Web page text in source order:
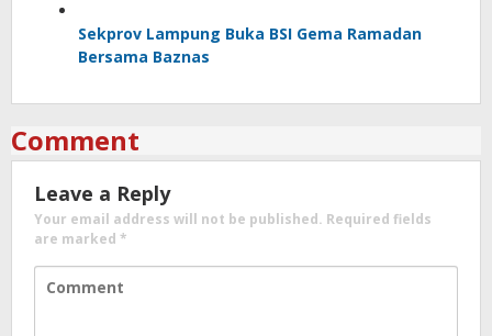
Sekprov Lampung Buka BSI Gema Ramadan
Bersama Baznas
Comment
Leave a Reply
Your email address will not be published. Required fields
are marked *